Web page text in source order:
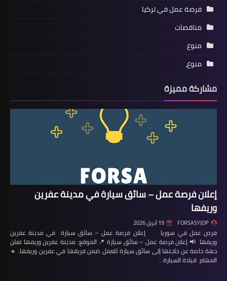
فرصة عمل في تركيا
مناقصات
منوع
منوع،
مشاركة مميزة
إعلان فرصة عمل – سائق سيارة في مدينة عفرين
وريفها
FORSASYJOP 19 أبريل 2026
فرص عمل في سوريا إعلان فرصة عمل – سائق سيارة في مدينة عفرين
وريفها 📢 إعلان فرصة عمل – سائق سيارة 📍 الموقع: مدينة عفرين وريفها تعلن
جهة خاصة عن حاجتها إلى سائق سيارة للعمل ضمن فريقها في عفرين وريفها. 🔹
المهام: قيادة السيارة…